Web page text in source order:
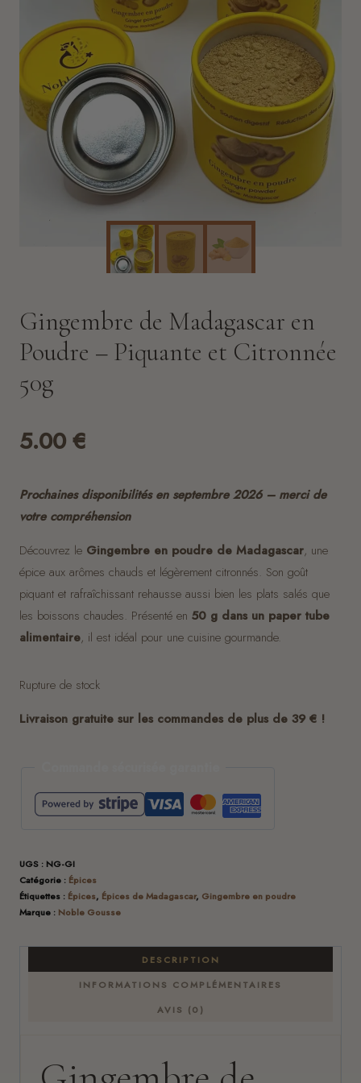
Gingembre de Madagascar en
Poudre – Piquante et Citronnée
50g
5.00€
Prochaines disponibilités en septembre 2026 – merci de
votre compréhension
Découvrez le Gingembre en poudre de Madagascar, une
épice aux arômes chauds et légèrement citronnés. Son goût
piquant et rafraîchissant rehausse aussi bien les plats salés que
les boissons chaudes. Présenté en 50 g dans un paper tube
alimentaire, il est idéal pour une cuisine gourmande.
Rupture de stock
Livraison gratuite sur les commandes de plus de 39 € !
UGS : NG-GI
Catégorie : Épices
Étiquettes : Épices, Épices de Madagascar, Gingembre en poudre
Marque : Noble Gousse
DESCRIPTION
INFORMATIONS COMPLÉMENTAIRES
AVIS (0)